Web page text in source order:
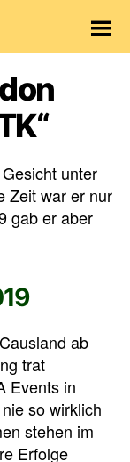
unter
Zeit war er nur
gab er aber
ab
trat
Events in
so wirklich
stehen im
Erfolge